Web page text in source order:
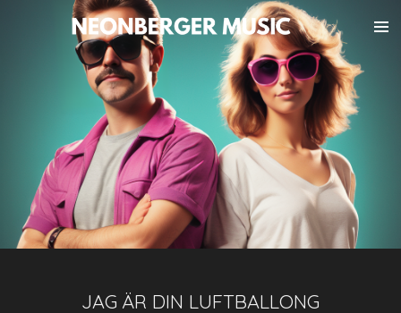
huvudinnehållet
JAG ÄR DIN LUFTBALLONG